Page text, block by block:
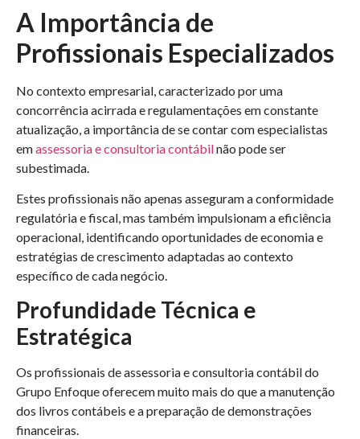
A Importância de
Profissionais Especializados
No contexto empresarial, caracterizado por uma
concorrência acirrada e regulamentações em constante
atualização, a importância de se contar com especialistas
emassessoria e consultoria contábilnão pode ser
subestimada.
Estes profissionais não apenas asseguram a conformidade
regulatória e fiscal, mas também impulsionam a eficiência
operacional, identificando oportunidades de economia e
estratégias de crescimento adaptadas ao contexto
específico de cada negócio.
Profundidade Técnica e
Estratégica
Os profissionais de assessoria e consultoria contábil do
Grupo Enfoque oferecem muito mais do que a manutenção
dos livros contábeis e a preparação de demonstrações
financeiras.